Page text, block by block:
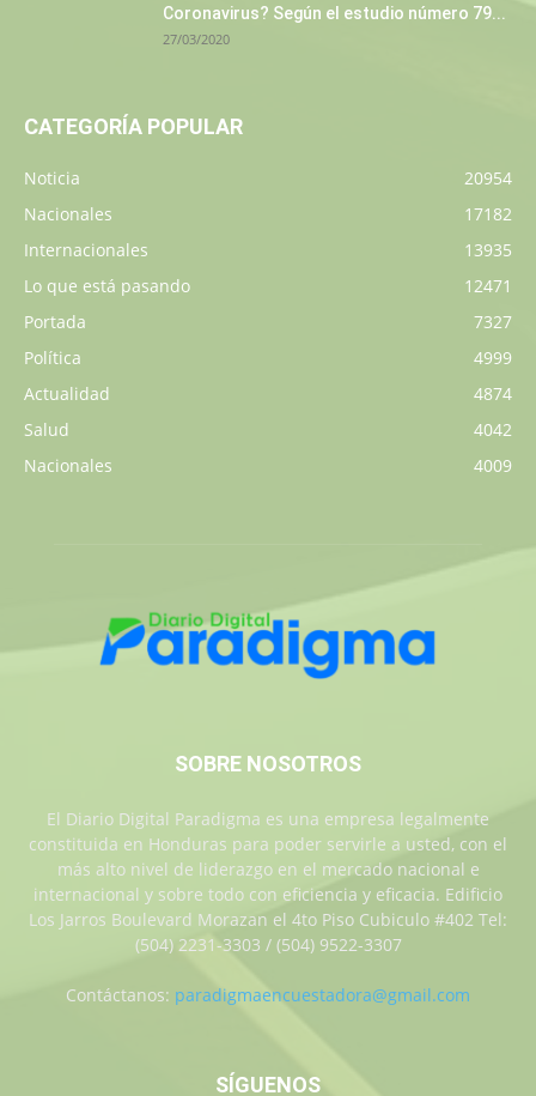
Coronavirus? Según el estudio número 79...
27/03/2020
CATEGORÍA POPULAR
Noticia
20954
Nacionales
17182
Internacionales
13935
Lo que está pasando
12471
Portada
7327
Política
4999
Actualidad
4874
Salud
4042
Nacionales
4009
SOBRE NOSOTROS
El Diario Digital Paradigma es una empresa legalmente
constituida en Honduras para poder servirle a usted, con el
más alto nivel de liderazgo en el mercado nacional e
internacional y sobre todo con eficiencia y eficacia. Edificio
Los Jarros Boulevard Morazan el 4to Piso Cubiculo #402 Tel:
(504) 2231-3303 / (504) 9522-3307
Contáctanos: paradigmaencuestadora@gmail.com
SÍGUENOS